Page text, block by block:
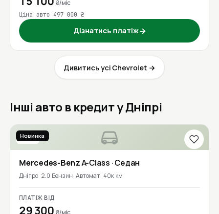
₴/міс
Ціна авто 497 000 ₴
Дізнатись платіж→
Дивитись усі Chevrolet →
Інші авто в кредит у Дніпрі
2020
Новинка
Mercedes-BenzA-Class · Седан
Дніпро 2.0 Бензин Автомат 40к км
ПЛАТІЖ ВІД
29 300 ₴/міс